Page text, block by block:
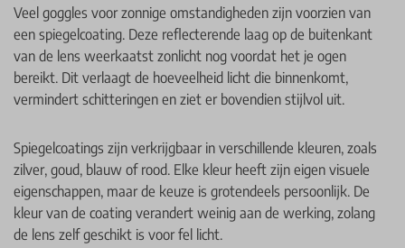
Veel goggles voor zonnige omstandigheden zijn voorzien van
een spiegelcoating. Deze reflecterende laag op de buitenkant
van de lens weerkaatst zonlicht nog voordat het je ogen
bereikt. Dit verlaagt de hoeveelheid licht die binnenkomt,
vermindert schitteringen en ziet er bovendien stijlvol uit.
Spiegelcoatings zijn verkrijgbaar in verschillende kleuren, zoals
zilver, goud, blauw of rood. Elke kleur heeft zijn eigen visuele
eigenschappen, maar de keuze is grotendeels persoonlijk. De
kleur van de coating verandert weinig aan de werking, zolang
de lens zelf geschikt is voor fel licht.